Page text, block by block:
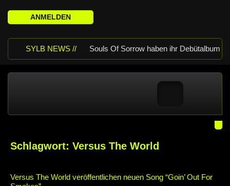
SYLB NEWS // Souls Of Sorrow haben ihr Debütalbum
Parkhaus Meiderich, Duisburg
ANMELDEN
Schlagwort: Versus The World
Versus The World veröffentlichen neuen Song “Goin’ Out For